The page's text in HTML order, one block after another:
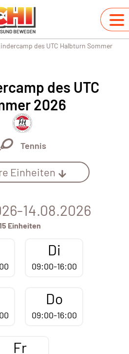
des UTC Halbturn Sommer
des UTC
2026
Tennis
Einheiten
14.08.2026
Einheiten
Di
09:00-16:00
Do
09:00-16:00
Fr